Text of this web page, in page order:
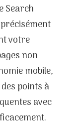
Search
votre
non
mobile,
points à
avec